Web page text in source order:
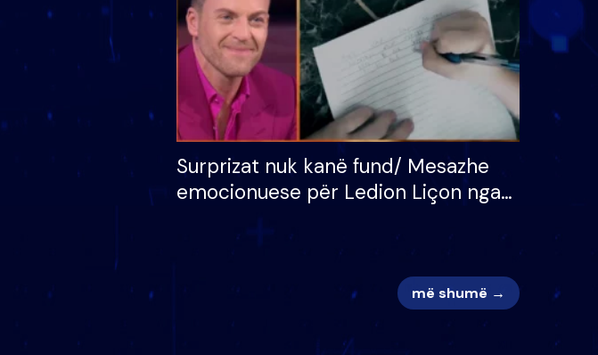
Surprizat nuk kanë fund/ Mesazhe
emocionuese për Ledion Liçon nga
më shumë →